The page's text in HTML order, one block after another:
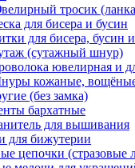
тросик
для бисера и бусин
для бисера, бусин
(сутажный шнур)
ювелирная и
кожаные,
(без замка)
бархатные
для вышивания
для бижутерии
цепочки (стразовые